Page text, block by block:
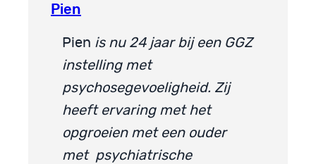
Pien
Pien is nu 24 jaar bij een GGZ
instelling met
psychosegevoeligheid. Zij
heeft ervaring met het
opgroeien met een ouder
met psychiatrische